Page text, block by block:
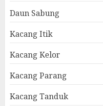
Daun Sabung
Kacang Itik
Kacang Kelor
Kacang Parang
Kacang Tanduk